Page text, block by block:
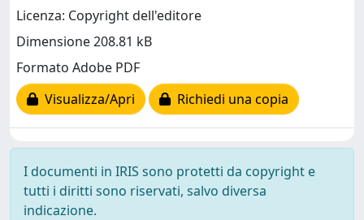
Licenza: Copyright dell'editore
Dimensione 208.81 kB
Formato Adobe PDF
Visualizza/Apri
Richiedi una copia
I documenti in IRIS sono protetti da copyright e
tutti i diritti sono riservati, salvo diversa
indicazione.